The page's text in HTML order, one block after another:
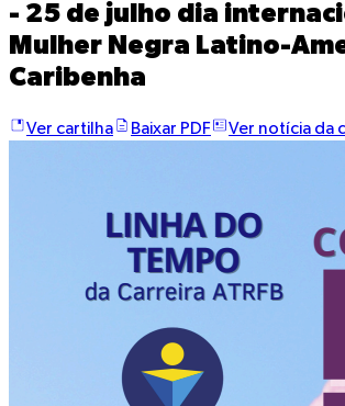
- 25 de julho dia
Mulher Negra Latino-
Caribenha
Ver cartilha Baixar PDF Ver notícia da